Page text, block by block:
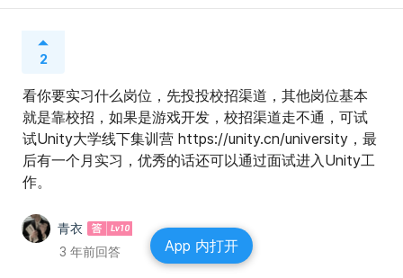
2
看你要实习什么岗位，先投投校招渠道，其他岗位基本
就是靠校招，如果是游戏开发，校招渠道走不通，可试
试Unity大学线下集训营 https://unity.cn/university，最
后有一个月实习，优秀的话还可以通过面试进入Unity工
作。
青衣
3 年前回答
App 内打开